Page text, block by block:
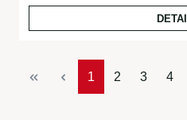
Seite
1 Seite
2 Seite
3 4